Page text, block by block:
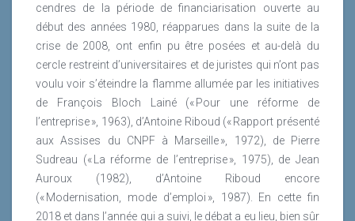
l’emploi et l’insertion
Le label d’engagement volontaire objectif CO2 et
le label CO2 neutral
La RSE contribue à valoriser directement la
marque de l’entreprise et indirectement à capter
ou fidéliser sa clientèle.
Afin de valoriser cet actif intangible, on retient selon la
méthode développée dans sharing value
généralement un montant :
D’environ 3 à 5 % du CA en B2B,
cendres de la période de financiarisation ouverte au
début des années 1980, réapparues dans la suite de la
crise de 2008, ont enfin pu être posées et au-delà du
cercle restreint d’universitaires et de juristes qui n’ont pas
voulu voir s’éteindre la flamme allumée par les initiatives
de François Bloch Lainé (« Pour une réforme de
l’entreprise », 1963), d’Antoine Riboud (« Rapport présenté
aux Assises du CNPF à Marseille », 1972), de Pierre
Sudreau (« La réforme de l’entreprise », 1975), de Jean
Auroux (1982), d’Antoine Riboud encore
(« Modernisation, mode d’emploi », 1987). En cette fin
2018 et dans l’année qui a suivi, le débat a eu lieu, bien sûr